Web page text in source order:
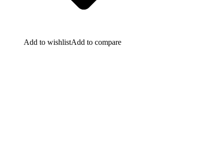
Add to wishlistAdd to compare